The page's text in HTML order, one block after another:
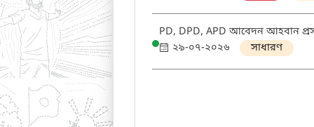
PD, DPD, APD আবেদন আহবান
২৯-০৭-২০২৬
সাধারণ